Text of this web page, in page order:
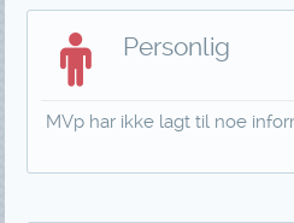
Personlig
MVp har ikke lagt til noe